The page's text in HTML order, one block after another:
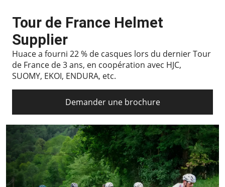
Tour de France Helmet
Supplier
Huace a fourni 22 % de casques lors du dernier Tour
de France de 3 ans, en coopération avec HJC,
SUOMY, EKOI, ENDURA, etc.
Demander une brochure